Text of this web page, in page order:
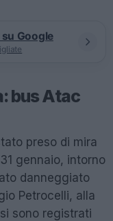
Google
bus Atac
preso di mira
gennaio, intorno
danneggiato
Petrocelli, alla
sono registrati